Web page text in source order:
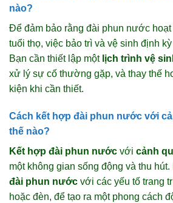
nào?
Để đảm bảo rằng đài phun nước hoạt
tuổi thọ, việc bảo trì và vệ sinh định
Bạn cần thiết lập một lịch trình vệ
xử lý sự cố thường gặp, và thay thế
kiện khi cần thiết.
Cách kết hợp đài phun nước với
thế nào?
Kết hợp đài phun nước với cảnh
một không gian sống động và thu hút.
đài phun nước với các yếu tố trang
hoặc đèn, để tạo ra một phong cách